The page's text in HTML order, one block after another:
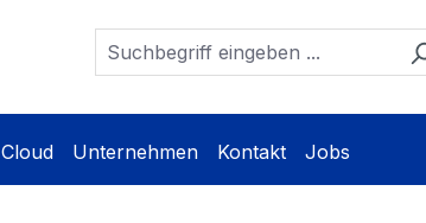
Cloud Unternehmen Kontakt Jobs